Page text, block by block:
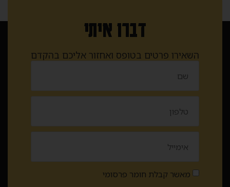
דברו איתי
השאירו פרטים בטופס ואחזור אליכם בהקדם
מאשר קבלת חומר פרסומי